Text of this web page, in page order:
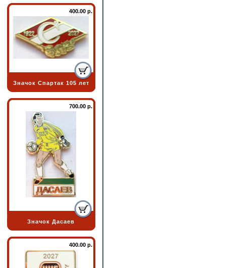
400.00 р.
Значок Спартак 105 лет
700.00 р.
Значок Дасаев
400.00 р.